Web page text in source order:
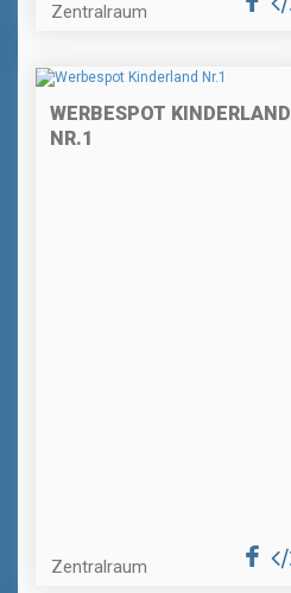
Zentralraum
WERBESPOT KINDERLAND
NR.1
Zentralraum